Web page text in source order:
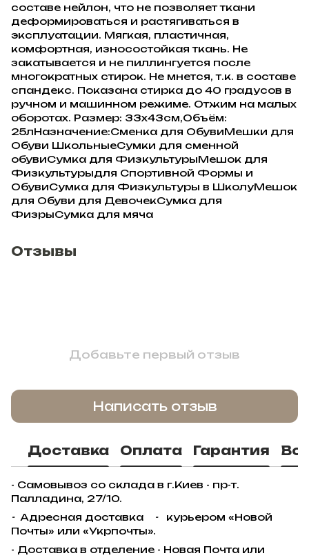
составе нейлон, что не позволяет ткани
деформироваться и растягиваться в
эксплуатации. Мягкая, пластичная,
комфортная, износостойкая ткань. Не
закатывается и не пиллингуется после
многократных стирок. Не мнется, т.к. в составе
спандекс. Показана стирка до 40 градусов в
ручном и машинном режиме. Отжим на малых
оборотах. Размер: 33х43см,Объём:
25лНазначение:Сменка для ОбувиМешки для
Обуви ШкольныеСумки для сменной
обувиСумка для ФизкультурыМешок для
Физкультурыдля Спортивной Формы и
ОбувиСумка для Физкультуры в ШколуМешок
для Обуви для ДевочекСумка для
ФизрыСумка для мяча
Отзывы
Добавьте первый отзыв
Написать отзыв
Доставка Оплата Гарантия
- Самовывоз со склада в г.Киев - пр-т.
Палладина, 27/10.
- Адресная доставка -курьером «Новой
Почты» или «Укрпочты».
- Доставка в отделение - Новая Почта или